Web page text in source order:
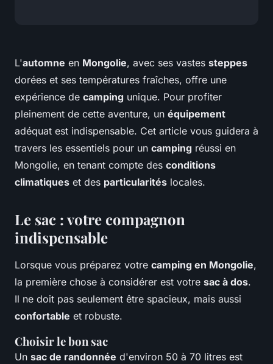
L'automne en Mongolie, avec ses vastes steppes
dorées et ses températures fraîches, offre une
expérience de camping unique. Pour profiter
pleinement de cette aventure, un équipement
adéquat est indispensable. Cet article vous guidera à
travers les essentiels pour un camping réussi en
Mongolie, en tenant compte des conditions
climatiques et des particularités locales.
Le sac : votre compagnon
indispensable
Lorsque vous préparez votre camping en Mongolie,
la première chose à considérer est votre sac à dos.
Il ne doit pas seulement être spacieux, mais aussi
confortable et robuste.
Choisir le bon sac
Un sac de randonnée d'environ 50 à 70 litres est